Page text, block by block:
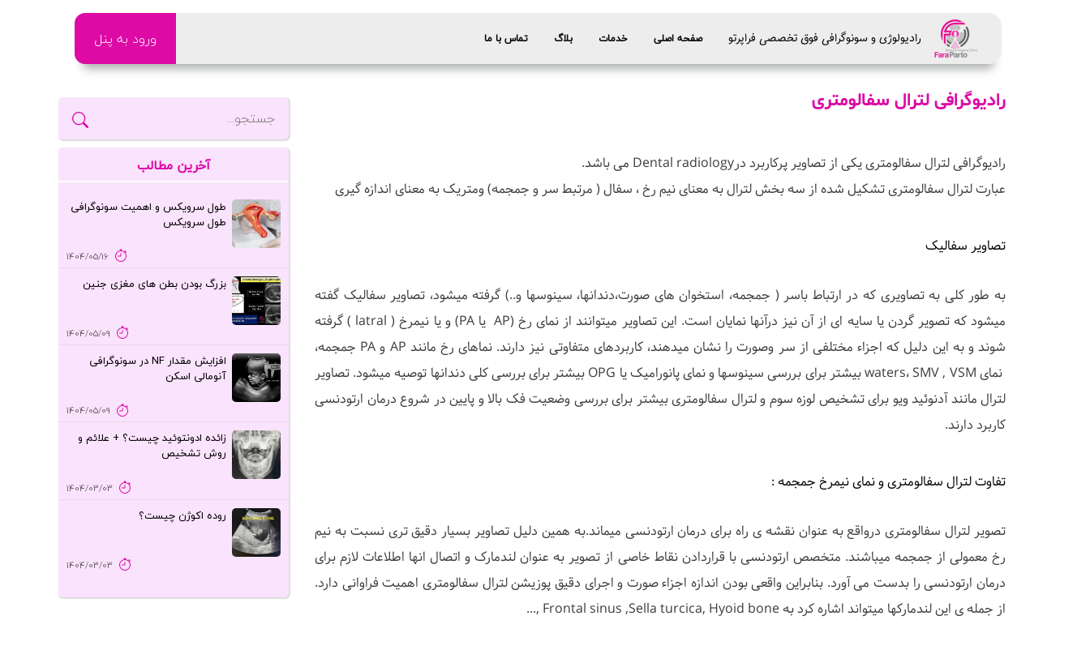
ورود به پنل صفحه اصلی خدمات بلاگ تماس با ما راديولوژی و سونوگرافی فوق تخصصی فراپرتو
رادیوگرافی لترال سفالومتری
رادیوگرافی لترال سفالومتری یکی از تصاویر پرکاربرد درDental radiology می باشد.
عبارت لترال سفالومتری تشکیل شده از سه بخش لترال به معنای نیم رخ ، سفال ( مرتبط سر و جمجمه) ومتریک به معنای اندازه گیری
تصاویر سفالیک
به طور کلی به تصاویری که در ارتباط باسر ( جمجمه، استخوان های صورت،دندانها، سینوسها و..) گرفته میشود، تصاویر سفالیک گفته
میشود که تصویر گردن یا سایه ای از آن نیز درآنها نمایان است. این تصاویر میتوانند از نمای رخ (AP یا PA) و یا نیمرخ ( latral ) گرفته
شوند و به این دلیل که اجزاء مختلفی از سر وصورت را نشان میدهند، کاربردهای متفاوتی نیز دارند. نماهای رخ مانند AP و PA جمجمه،
نمای waters، SMV , VSM بیشتر برای بررسی سینوسها و نمای پانورامیک یا OPG بیشتر برای بررسی کلی دندانها توصیه میشود. تصاویر
لترال مانند آدنوئید ویو برای تشخیص لوزه سوم و لترال سفالومتری بیشتر برای بررسی وضعیت فک بالا و پایین در شروع درمان ارتودنسی
کاربرد دارند.
تفاوت لترال سفالومتری و نمای نیمرخ جمجمه :
تصویر لترال سفالومتری درواقع به عنوان نقشه ی راه برای درمان ارتودنسی میماند.به همین دلیل تصاویر بسیار دقیق تری نسبت به نیم
رخ معمولی از جمجمه میباشند. متخصص ارتودنسی با قراردادن نقاط خاصی از تصویر به عنوان لندمارک و اتصال انها اطلاعات لازم برای
درمان ارتودنسی را بدست می آورد. بنابراین واقعی بودن اندازه اجزاء صورت و اجرای دقیق پوزیشن لترال سفالومتری اهمیت فراوانی دارد.
از جمله ی این لندمارکها میتواند اشاره کرد به Frontal sinus ,Sella turcica, Hyoid bone ,...
آخرین مطالب
طول سرویکس و اهمیت سونوگرافی
طول سرویکس
1404/05/16
بزرگ بودن بطن های مغزی جنین
1404/05/09
افزایش مقدار NF در سونوگرافی
آنومالی اسکن
1404/05/09
زائده ادونتوئید چیست؟ + علائم و
روش تشخیص
1404/03/03
روده اکوژن چیست؟
1404/03/03